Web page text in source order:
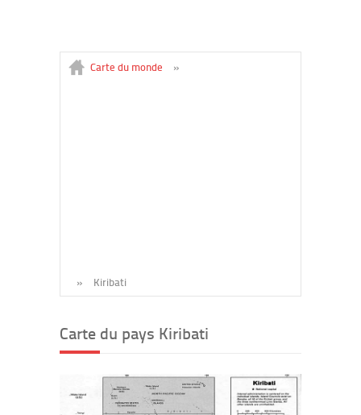
Carte du monde »
» Kiribati
Carte du pays Kiribati